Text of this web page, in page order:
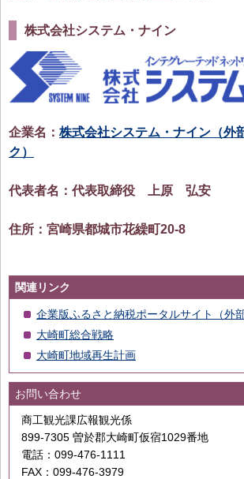
株式会社システム・ナイン
企業名： 株式会社システム・ナイン（外
ク）
代表者名：代表取締役 上原 弘安
住所：宮崎県都城市花繰町20-8
関連リンク
企業版ふるさと納税ポータルサイト（外
大崎町総合戦略
大崎町地域再生計画
お問い合わせ
商工観光課広報観光係
899-7305 曽於郡大崎町仮宿1029番地
電話：099-476-1111
FAX：099-476-3979